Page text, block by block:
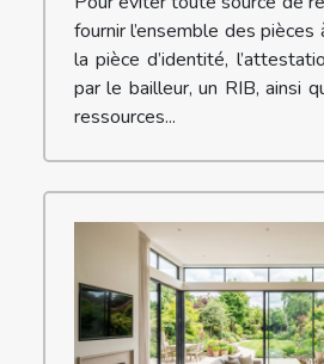
fournir l’ensemble des
la pièce d’identité,
par le bailleur, un RIB, ainsi
ressources...